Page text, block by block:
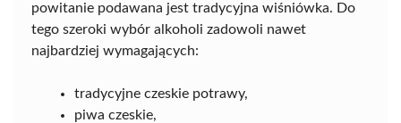
powitanie podawana jest tradycyjna wiśniówka. Do
tego szeroki wybór alkoholi zadowoli nawet
najbardziej wymagających:
tradycyjne czeskie potrawy,
piwa czeskie,